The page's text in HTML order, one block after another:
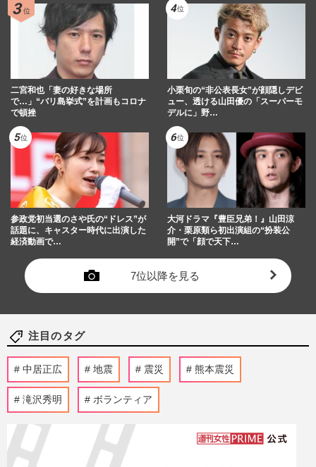
二宮和也「妻の好きな場所
で…」“バリ島挙式”を計画もコロナ
で頓挫
小栗旬の“非公表長女”が顔隠しデビ
ュー、透ける山田優の「スーパーモ
デルに」野…
参政党初当選のさや氏の“ドレス”が
話題に、キャスター時代に出演した
経済動画で…
大河ドラマ『豊臣兄弟！』山田涼
介・栗原類ら初出演組の“扮装公
開”で「顔で天下…
7位以降を見る
注目のタグ
中居正広 地震 震災 熊本震災
滝沢秀明 ボランティア